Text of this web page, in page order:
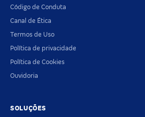
Código de Conduta
Canal de Ética
Termos de Uso
Política de privacidade
Política de Cookies
Ouvidoria
SOLUÇÕES